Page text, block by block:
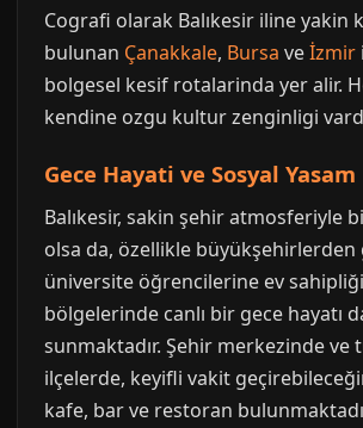
Cografi olarak Balıkesir iline yakin
bulunan Çanakkale, Bursa veİzmir
bolgesel kesif rotalarinda yer alir.
kendine ozgu kultur zenginligi
Gece Hayati ve Sosyal Yasam
Balıkesir, sakin şehir atmosferiyle
olsa da, özellikle büyükşehirlerden
üniversite öğrencilerine ev
bölgelerinde canlı bir gece hayatı
sunmaktadır. Şehir merkezinde ve
ilçelerde, keyifli vakit
kafe, bar ve restoran